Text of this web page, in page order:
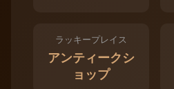
ラッキープレイス
アンティークシ
ョップ